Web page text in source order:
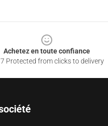
Achetez en toute confiance
Protected from clicks to delivery